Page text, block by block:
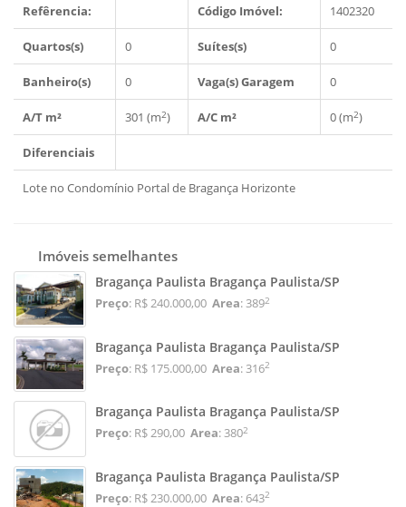
Refêrencia: Código Imóvel: 1402320
Quartos(s) 0 Suítes(s) 0
Banheiro(s) 0 Vaga(s) Garagem 0
A/T m² 301 (m2) A/C m² 0 (m2)
Diferenciais
Lote no Condomínio Portal de Bragança Horizonte
Imóveis semelhantes
Bragança Paulista Bragança Paulista/SP
Preço: R$ 240.000,00 Area: 3892
Bragança Paulista Bragança Paulista/SP
Preço: R$ 175.000,00 Area: 3162
Bragança Paulista Bragança Paulista/SP
Preço: R$ 290,00 Area: 3802
Bragança Paulista Bragança Paulista/SP
Preço: R$ 230.000,00 Area: 6432